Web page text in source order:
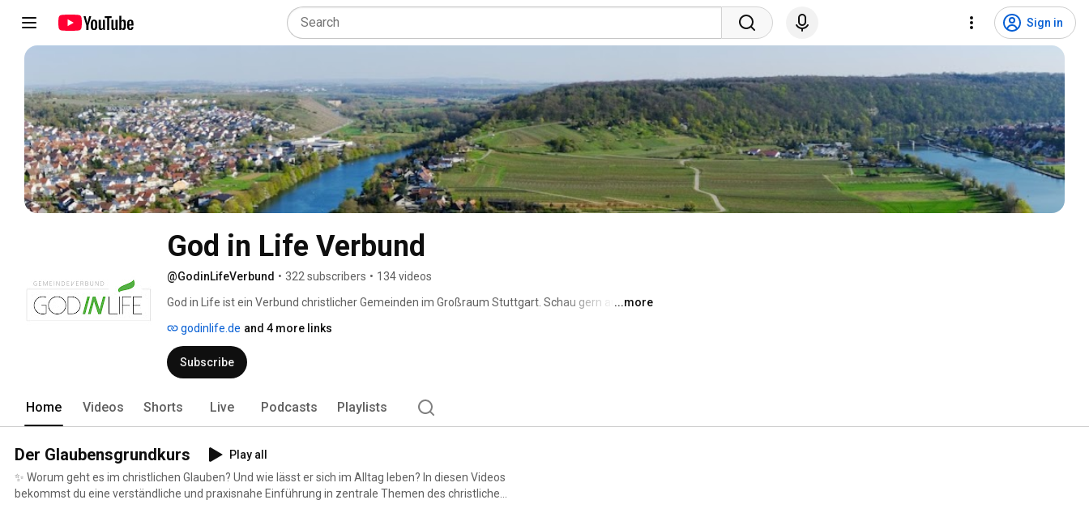
Sign in
God in Life Verbund
@GodinLifeVerbund • 322 subscribers • 134 videos
God in Life ist ein Verbund christlicher Gemeinden im Großraum Stuttgart. Schau gern auf ...more
godinlife.de and 4 more links
Subscribe
Home Videos Shorts Live Podcasts Playlists
Der Glaubensgrundkurs
Play all
✨ Worum geht es im christlichen Glauben? Und wie lässt er sich im Alltag leben? In diesen Videos
bekommst du eine verständliche und praxisnahe Einführung in zentrale Themen des christlichen